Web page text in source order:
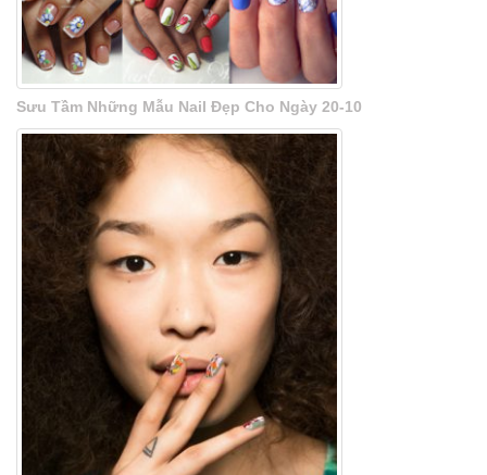
Sưu Tầm Những Mẫu Nail Đẹp Cho Ngày 20-10